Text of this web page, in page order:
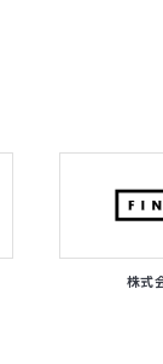
株式